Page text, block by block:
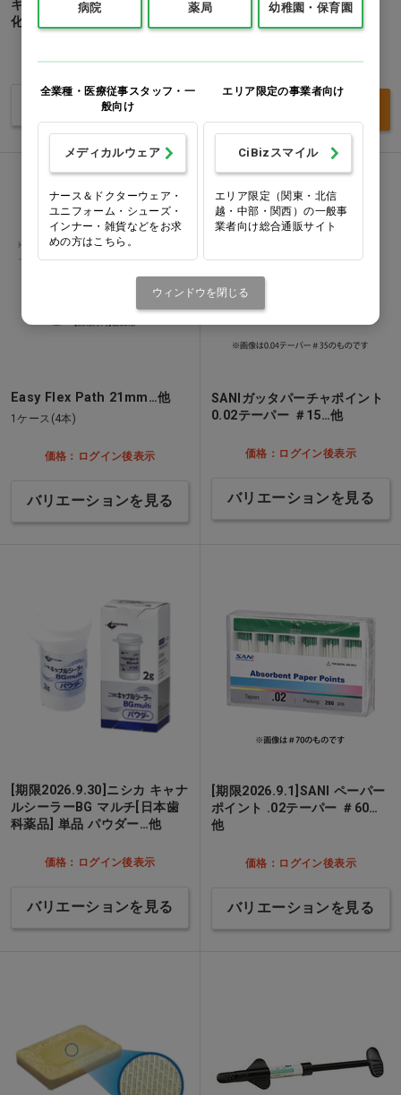
キャナルスペースト [昭和薬品
化工] 単品 A材…他
価格：ログイン後表示
バリエーションを見る
カット＆フィット
1個
価格：ログイン後表示
Easy Flex Path 21mm…他
1ケース(4本)
価格：ログイン後表示
バリエーションを見る
SANIガッタパーチャポイント
0.02テーパー ＃15…他
価格：ログイン後表示
バリエーションを見る
[期限2026.9.30]ニシカ キャナ
ルシーラーBG マルチ[日本歯
科薬品] 単品 パウダー…他
価格：ログイン後表示
バリエーションを見る
[期限2026.9.1]SANI ペーパー
ポイント .02テーパー ＃60…
他
価格：ログイン後表示
バリエーションを見る
病院 薬局 幼稚園・保育園
全業種・医療従事スタッフ・一
般向け
メディカルウェア
ナース＆ドクターウェア・
ユニフォーム・シューズ・
インナー・雑貨などをお求
めの方はこちら。
エリア限定の事業者向け
CiBizスマイル
エリア限定（関東・北信
越・中部・関西）の一般事
業者向け総合通販サイト
ウィンドウを閉じる